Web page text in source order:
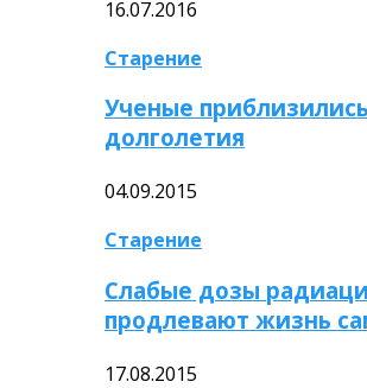
16.07.2016
Старение
Ученые
долголетия
04.09.2015
Старение
Слабые дозы
продлевают жизнь
17.08.2015